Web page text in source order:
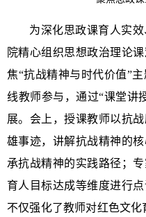
为深化思政课育人实
院精心组织思想政治理论
焦“抗战精神与时代价值”
线教师参与，通过“课堂讲
展。会上，授课教师以抗
雄事迹，讲解抗战精神的
承抗战精神的实践路径；
育人目标达成等维度进行
不仅强化了教师对红色文